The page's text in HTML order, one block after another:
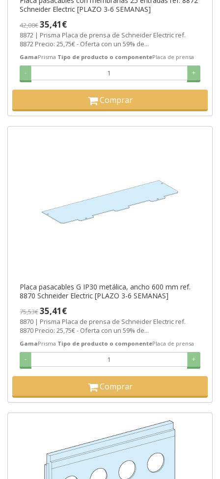
Schneider Electric [PLAZO 3-6 SEMANAS]
42,08€35,41€
8872 | Prisma Placa de prensa de Schneider Electric ref.
8872 Precio: 25,75€ - Oferta con un 59% de...
GamaPrisma Tipo de producto o componentePlaca de prensa
- +
Comprar
Placa pasacables G IP30 metálica, ancho 600 mm ref.
8870 Schneider Electric [PLAZO 3-6 SEMANAS]
75,53€35,41€
8870 | Prisma Placa de prensa de Schneider Electric ref.
8870 Precio: 25,75€ - Oferta con un 59% de...
GamaPrisma Tipo de producto o componentePlaca de prensa
- +
Comprar